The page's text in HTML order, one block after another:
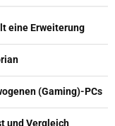
eine Erweiterung
(Gaming)-PCs
und Vergleich